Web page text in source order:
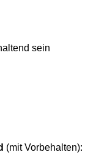
sein
(mit Vorbehalten):